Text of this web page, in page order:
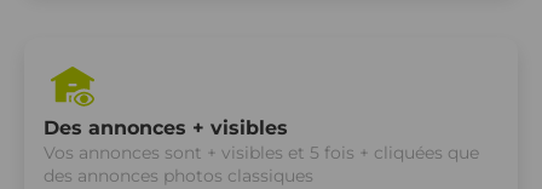
Des annonces + visibles
Vos annonces sont + visibles et 5 fois + cliquées que
des annonces photos classiques